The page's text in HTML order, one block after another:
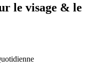
le visage & le